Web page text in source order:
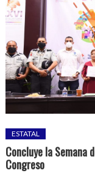
ESTATAL
Concluye la Semana
Congreso